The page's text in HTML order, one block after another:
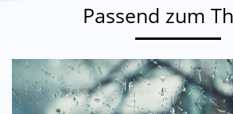
Passend zum